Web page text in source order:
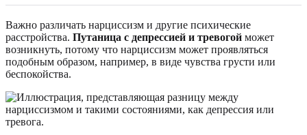
Важно различать нарциссизм и другие психические
расстройства. Путаница с депрессией и тревогой может
возникнуть, потому что нарциссизм может проявляться
подобным образом, например, в виде чувства грусти или
беспокойства.